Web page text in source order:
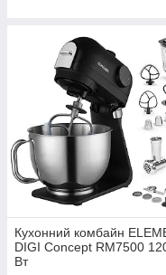
Кухонний комбайн
DIGI Concept RM7500
Вт